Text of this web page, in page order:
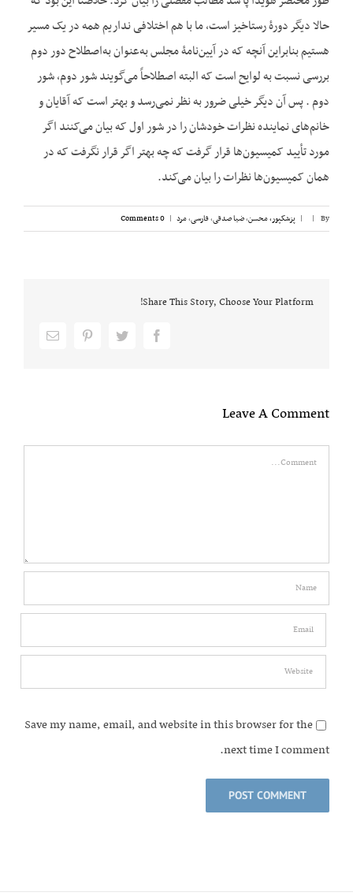
حالا دیگر دورۀ رستاخیز است، ما با هم اختلافی نداریم همه در یک مسیر
هستیم بنابراین آن‎چه که در آیین‌نامۀ مجلس به‌عنوان به‌اصطلاح دور دوم
بررسی نسبت به لوایح است که البته اصطلاحاً می‌گویند شور دوم، شور
دوم . پس آن دیگر خیلی ضرور به نظر نمی‌رسد و بهتر است که آقایان و
خانم‌های نماینده نظرات خودشان را در شور اول که بیان می‌کنند اگر
مورد تأیید کمیسیون‌ها قرار گرفت که چه بهتر اگر قرار نگرفت که در
همان کمیسیون‌ها نظرات را بیان می‌کند.
By
|
| پزشکپور،‌ محسن,ضیا صدقی,فارسی,مرد |
0 Comments
Share This Story, Choose Your Platform!
facebook
twitter
pinterest
Email
Leave A Comment
Comment
Save my name, email, and website in this browser for the
next time I comment.